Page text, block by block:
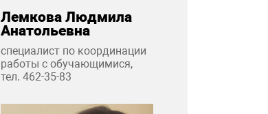
Лемкова Людмила
Анатольевна
специалист по координации
работы с обучающимися,
тел. 462-35-83